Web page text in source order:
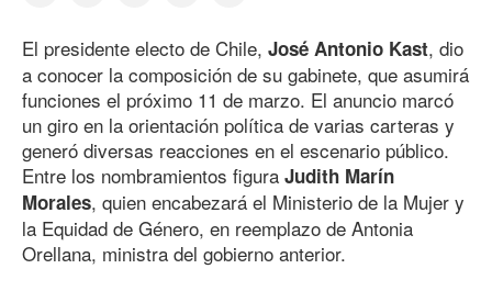
El presidente electo de Chile, José Antonio Kast, dio
a conocer la composición de su gabinete, que asumirá
funciones el próximo 11 de marzo. El anuncio marcó
un giro en la orientación política de varias carteras y
generó diversas reacciones en el escenario público.
Entre los nombramientos figura Judith Marín
Morales, quien encabezará el Ministerio de la Mujer y
la Equidad de Género, en reemplazo de Antonia
Orellana, ministra del gobierno anterior.